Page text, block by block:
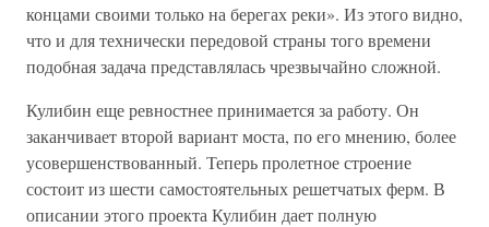
концами своими только на берегах реки». Из этого видно,
что и для технически передовой страны того времени
подобная задача представлялась чрезвычайно сложной.
Кулибин еще ревностнее принимается за работу. Он
заканчивает второй вариант моста, по его мнению, более
усовершенствованный. Теперь пролетное строение
состоит из шести самостоятельных решетчатых ферм. В
описании этого проекта Кулибин дает полную